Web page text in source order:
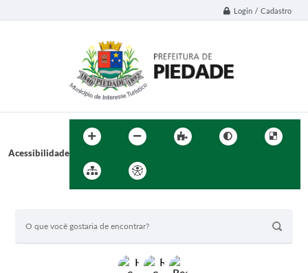
Login / Cadastro
Acessibilidade